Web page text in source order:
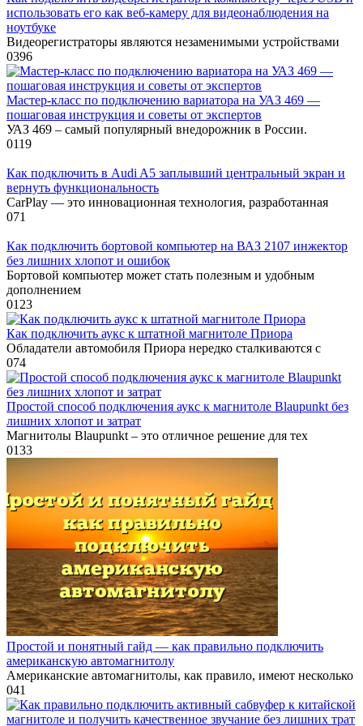
использовать его как веб-камеру для видеонаблюдения на
ноутбуке
Видеорегистраторы являются незаменимыми устройствами
0396
Мастер-класс по подключению вариатора на УАЗ 469 —
пошаговая инструкция и советы от экспертов
УАЗ 469 – самый популярный внедорожник в России.
0119
Как подключить в Audi A5 заплывший центральный экран и
вернуть функциональность
CarPlay — это инновационная технология, разработанная
071
Как подключить бортовой компьютер на ВАЗ 2107 инжектор
без лишних хлопот и ошибок
Бортовой компьютер может стать полезным и удобным
дополнением
0123
Как подключить аукс к штатной магнитоле Приора
Обладатели автомобиля Приора нередко сталкиваются с
074
Простой способ подключения аукс к магнитоле Blaupunkt без
лишних хлопот и затрат
Магнитолы Blaupunkt – это отличное решение для тех
0133
Простой и понятный гайд — как правильно подключить
американскую автомагнитолу
Американские автомагнитолы, как правило, имеют несколько
041